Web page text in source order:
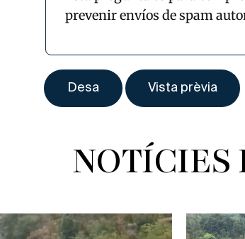
prevenir envíos de spam
NOTÍCIES